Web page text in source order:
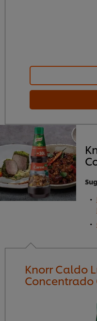
Knorr Caldo
Concentrado